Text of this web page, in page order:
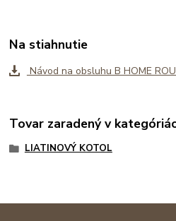
Na stiahnutie
Návod na obsluhu B HOME
Tovar zaradený v
LIATINOVÝ KOTOL